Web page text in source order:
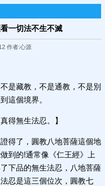
一切法不生不滅
作者:心源
是藏教，不是通教，不是別
這個境界。
得無生法忍。】
得了，圓教八地菩薩這個地
到的!通常像《仁王經》上
下品的無生法忍，八地菩薩
忍是這三個位次，圓教七